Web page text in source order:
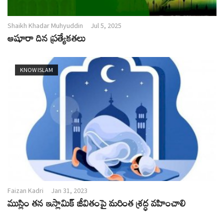
Shaikh Khadar Muhyuddin Jul 5, 2025
ఆషూరా దిన ప్రత్యేకతలు
KNOW ISLAM
Faizan Kadri Jan 31, 2023
ముస్లిం తన ఇస్లామిక్ జీవితంపై మరింత శ్రద్ధ వహించాలి